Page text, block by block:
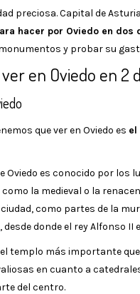
preciosa. Capital de
hacer por Oviedo en dos
y probar su
en Oviedo en 2
que ver en Oviedo es el
Oviedo es conocido por los
la medieval o la
como partes de la
, desde donde el rey Alfonso
templo más importante que
en cuanto a
del centro.